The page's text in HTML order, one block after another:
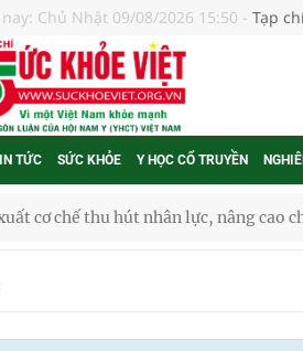
Chủ Nhật 09/08/2026 15:50 - Tạp
TỨC SỨC KHỎE Y HỌC CỔ TRUYỀN
cơ chế thu hút nhân lực, nâng cao